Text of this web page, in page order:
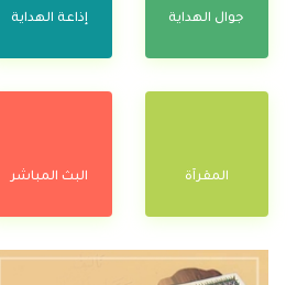
جوال الهداية إذاعة الهداية
المقرآة البث المباشر